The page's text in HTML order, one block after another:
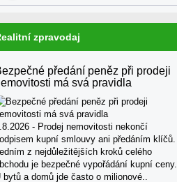
zpravodaj
předání peněz při prodeji
má svá pravidla
- Prodej nemovitosti nekončí
kupní smlouvy ani předáním klíčů.
z nejdůležitějších kroků celého
je bezpečné vypořádání kupní ceny.
bytů a domů jde často o milionové..